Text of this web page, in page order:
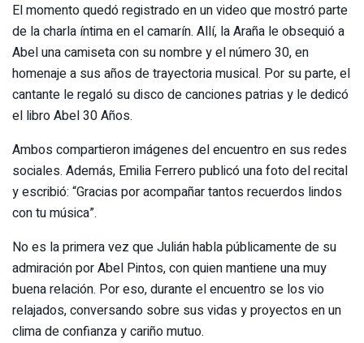
El momento quedó registrado en un video que mostró parte
de la charla íntima en el camarín. Allí, la Araña le obsequió a
Abel una camiseta con su nombre y el número 30, en
homenaje a sus años de trayectoria musical. Por su parte, el
cantante le regaló su disco de canciones patrias y le dedicó
el libro Abel 30 Años.
Ambos compartieron imágenes del encuentro en sus redes
sociales. Además, Emilia Ferrero publicó una foto del recital
y escribió: “Gracias por acompañar tantos recuerdos lindos
con tu música”.
No es la primera vez que Julián habla públicamente de su
admiración por Abel Pintos, con quien mantiene una muy
buena relación. Por eso, durante el encuentro se los vio
relajados, conversando sobre sus vidas y proyectos en un
clima de confianza y cariño mutuo.